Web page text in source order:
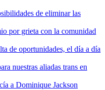
de eliminar las
por grieta con la comunidad
de oportunidades, el día a día
nuestras aliadas trans en
a Dominique Jackson